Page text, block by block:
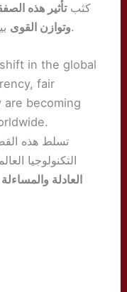
كثبتأثير هذه
وتوازن القوىبين المنصات والمطورين والمستخدمين.
in the global
fair
becoming
تسلط هذه
التكنولوجيا
العادلة والمساءلة